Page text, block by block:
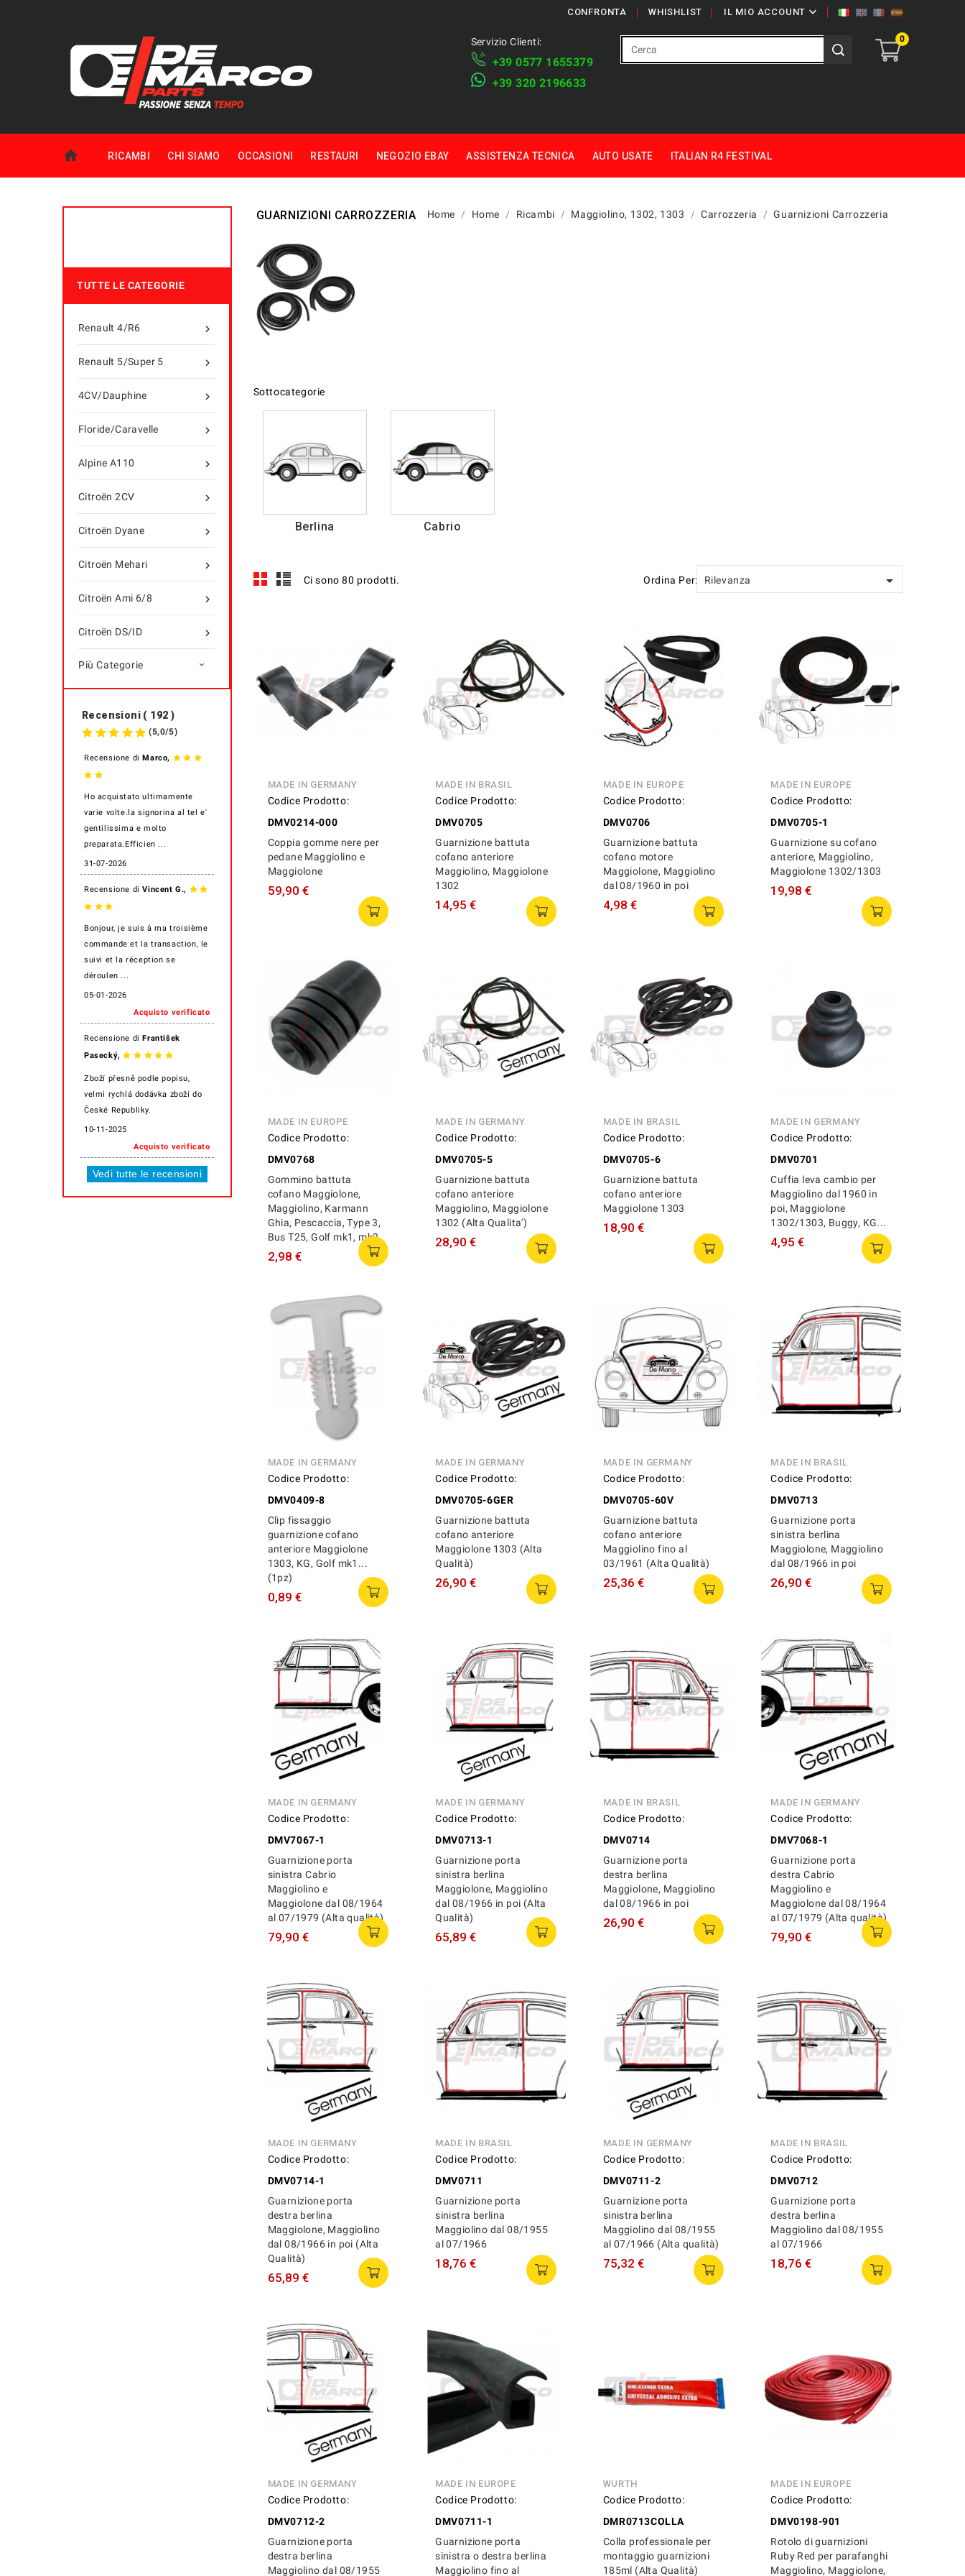
IL MIO ACCOUNT 
WHISHLIST
CONFRONTA
0
Servizio Clienti:
+39 ​​0577 1655379
​+39 320 2196633
RICAMBI CHI SIAMO OCCASIONI RESTAURI NEGOZIO EBAY ASSISTENZA TECNICA AUTO USATE ITALIAN R4 FESTIVAL
TUTTE LE CATEGORIE

Renault 4/R6

Renault 5/Super 5

4CV/Dauphine

Floride/Caravelle

Alpine A110

Citroën 2CV

Citroën Dyane

Citroën Mehari

Citroën Ami 6/8

Citroën DS/ID
Più Categorie 
Recensioni ( 192 )
(5,0/5)
Recensione diMarco,
Ho acquistato ultimamente
varie volte.la signorina al tel e'
gentilissima e molto
preparata.Efficien ...
31-07-2026
Recensione diVincent G.,
Bonjour, je suis à ma troisième
commande et la transaction, le
suivi et la réception se
déroulen ...
05-01-2026
Acquisto verificato
Recensione diFrantišek
Pasecký,
Zboží přesně podle popisu,
velmi rychlá dodávka zboží do
České Republiky.
10-11-2025
Acquisto verificato
Vedi tutte le recensioni
GUARNIZIONI CARROZZERIA Home Home Ricambi Maggiolino, 1302, 1303 Carrozzeria Guarnizioni Carrozzeria
Sottocategorie
Berlina Cabrio
Ci sono 80 prodotti. Ordina Per: Rilevanza 
MADE IN GERMANY
Codice Prodotto:
DMV0214-000
Coppia gomme nere per
pedane Maggiolino e
Maggiolone
59,90 €
MADE IN BRASIL
Codice Prodotto:
DMV0705
Guarnizione battuta
cofano anteriore
Maggiolino, Maggiolone
1302
14,95 €
MADE IN EUROPE
Codice Prodotto:
DMV0706
Guarnizione battuta
cofano motore
Maggiolone, Maggiolino
dal 08/1960 in poi
4,98 €
MADE IN EUROPE
Codice Prodotto:
DMV0705-1
Guarnizione su cofano
anteriore, Maggiolino,
Maggiolone 1302/1303
19,98 €
MADE IN EUROPE
Codice Prodotto:
DMV0768
Gommino battuta
cofano Maggiolone,
Maggiolino, Karmann
Ghia, Pescaccia, Type 3,
Bus T25, Golf mk1, mk2
2,98 €
MADE IN GERMANY
Codice Prodotto:
DMV0705-5
Guarnizione battuta
cofano anteriore
Maggiolino, Maggiolone
1302 (Alta Qualita')
28,90 €
MADE IN BRASIL
Codice Prodotto:
DMV0705-6
Guarnizione battuta
cofano anteriore
Maggiolone 1303
18,90 €
MADE IN GERMANY
Codice Prodotto:
DMV0701
Cuffia leva cambio per
Maggiolino dal 1960 in
poi, Maggiolone
1302/1303, Buggy, KG...
4,95 €
MADE IN GERMANY
Codice Prodotto:
DMV0409-8
Clip fissaggio
guarnizione cofano
anteriore Maggiolone
1303, KG, Golf mk1...
(1pz)
0,89 €
MADE IN GERMANY
Codice Prodotto:
DMV0705-6GER
Guarnizione battuta
cofano anteriore
Maggiolone 1303 (Alta
Qualità)
26,90 €
MADE IN GERMANY
Codice Prodotto:
DMV0705-60V
Guarnizione battuta
cofano anteriore
Maggiolino fino al
03/1961 (Alta Qualità)
25,36 €
MADE IN BRASIL
Codice Prodotto:
DMV0713
Guarnizione porta
sinistra berlina
Maggiolone, Maggiolino
dal 08/1966 in poi
26,90 €
MADE IN GERMANY
Codice Prodotto:
DMV7067-1
Guarnizione porta
sinistra Cabrio
Maggiolino e
Maggiolone dal 08/1964
al 07/1979 (Alta qualità)
79,90 €
MADE IN GERMANY
Codice Prodotto:
DMV0713-1
Guarnizione porta
sinistra berlina
Maggiolone, Maggiolino
dal 08/1966 in poi (Alta
Qualità)
65,89 €
MADE IN BRASIL
Codice Prodotto:
DMV0714
Guarnizione porta
destra berlina
Maggiolone, Maggiolino
dal 08/1966 in poi
26,90 €
MADE IN GERMANY
Codice Prodotto:
DMV7068-1
Guarnizione porta
destra Cabrio
Maggiolino e
Maggiolone dal 08/1964
al 07/1979 (Alta qualità)
79,90 €
MADE IN GERMANY
Codice Prodotto:
DMV0714-1
Guarnizione porta
destra berlina
Maggiolone, Maggiolino
dal 08/1966 in poi (Alta
Qualità)
65,89 €
MADE IN BRASIL
Codice Prodotto:
DMV0711
Guarnizione porta
sinistra berlina
Maggiolino dal 08/1955
al 07/1966
18,76 €
MADE IN GERMANY
Codice Prodotto:
DMV0711-2
Guarnizione porta
sinistra berlina
Maggiolino dal 08/1955
al 07/1966 (Alta qualità)
75,32 €
MADE IN BRASIL
Codice Prodotto:
DMV0712
Guarnizione porta
destra berlina
Maggiolino dal 08/1955
al 07/1966
18,76 €
MADE IN GERMANY
Codice Prodotto:
DMV0712-2
Guarnizione porta
destra berlina
Maggiolino dal 08/1955
MADE IN EUROPE
Codice Prodotto:
DMV0711-1
Guarnizione porta
sinistra o destra berlina
Maggiolino fino al
WURTH
Codice Prodotto:
DMR0713COLLA
Colla professionale per
montaggio guarnizioni
185ml (Alta Qualità)
MADE IN EUROPE
Codice Prodotto:
DMV0198-901
Rotolo di guarnizioni
Ruby Red per parafanghi
Maggiolino, Maggiolone,